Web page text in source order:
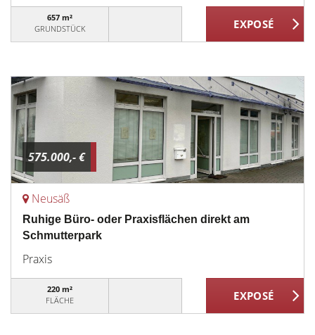
657 m²
GRUNDSTÜCK
575.000,- €
Neusäß
Ruhige Büro- oder Praxisflächen direkt am
Schmutterpark
Praxis
220 m²
FLÄCHE